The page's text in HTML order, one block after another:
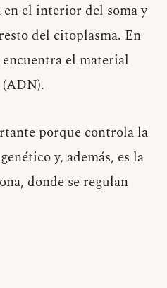
el interior del soma y
del citoplasma. En
el material
porque controla la
y, además, es la
donde se regulan